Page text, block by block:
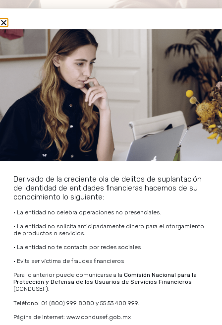
NUESTRAS METAS
La solución financiera que estabas
buscando
Misión
Ayudamos a las personas y empresas a lograr la
financiamiento.
Visión
Ser una empresa líder reconocida por nuestra
integridad, ética, innovación, dedicación a nuestros
Derivado de la creciente ola de delitos de suplantación
de identidad de entidades financieras hacemos de su
conocimiento lo siguiente:
• La entidad no celebra operaciones no presenciales.
• La entidad no solicita anticipadamente dinero para el otorgamiento
de productos o servicios.
• La entidad no te contacta por redes sociales
• Evita ser víctima de fraudes financieros
Para lo anterior puede comunicarse a la Comisión Nacional para la
Protección y Defensa de los Usuarios de Servicios Financieros
(CONDUSEF).
Teléfono: 01 (800) 999 8080 y 55 53 400 999.
Página de Internet: www.condusef.gob.mx